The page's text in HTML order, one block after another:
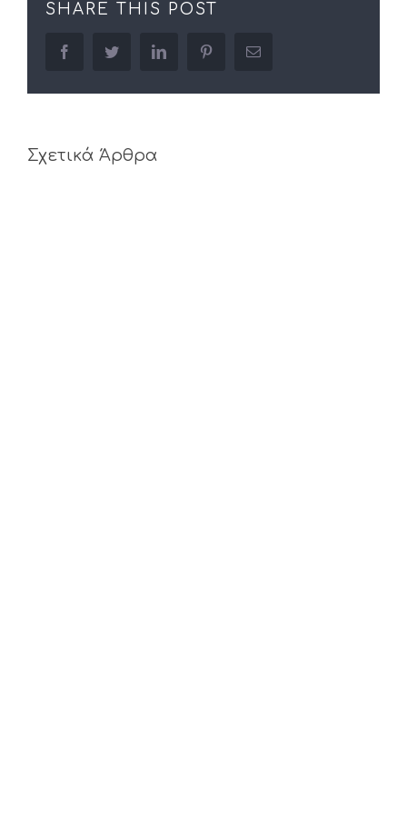
SHARE THIS POST
facebooktwitter linkedin pinterestEmail
Σχετικά Άρθρα